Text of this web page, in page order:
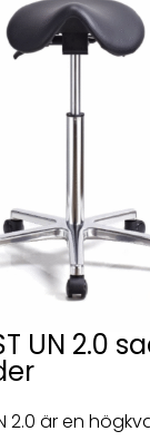
UN 2.0
2.0 är en